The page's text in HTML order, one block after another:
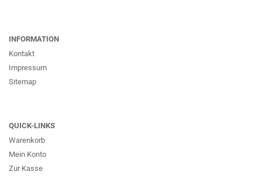
INFORMATION
Kontakt
Impressum
Sitemap
QUICK-LINKS
Warenkorb
Mein Konto
Zur Kasse